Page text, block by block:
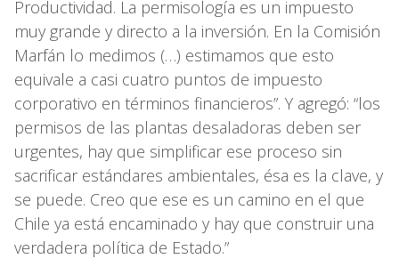
Productividad. La permisología es un impuesto
muy grande y directo a la inversión. En la Comisión
Marfán lo medimos (…) estimamos que esto
equivale a casi cuatro puntos de impuesto
corporativo en términos financieros”. Y agregó: “los
permisos de las plantas desaladoras deben ser
urgentes, hay que simplificar ese proceso sin
sacrificar estándares ambientales, ésa es la clave, y
se puede. Creo que ese es un camino en el que
Chile ya está encaminado y hay que construir una
verdadera política de Estado.”